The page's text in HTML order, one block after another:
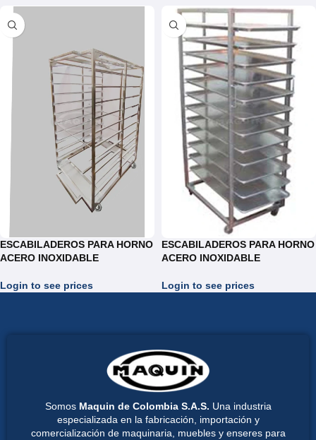
ESCABILADEROS PARA HORNO
ACERO INOXIDABLE
Login to see prices
ESCABILADEROS PARA HORNO
ACERO INOXIDABLE
Login to see prices
Somos Maquin de Colombia S.A.S. Una industria
especializada en la fabricación, importación y
comercialización de maquinaria, muebles y enseres para